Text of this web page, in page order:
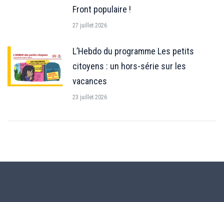
Front populaire !
27 juillet 2026
L’Hebdo du programme Les petits
citoyens : un hors-série sur les
vacances
23 juillet 2026